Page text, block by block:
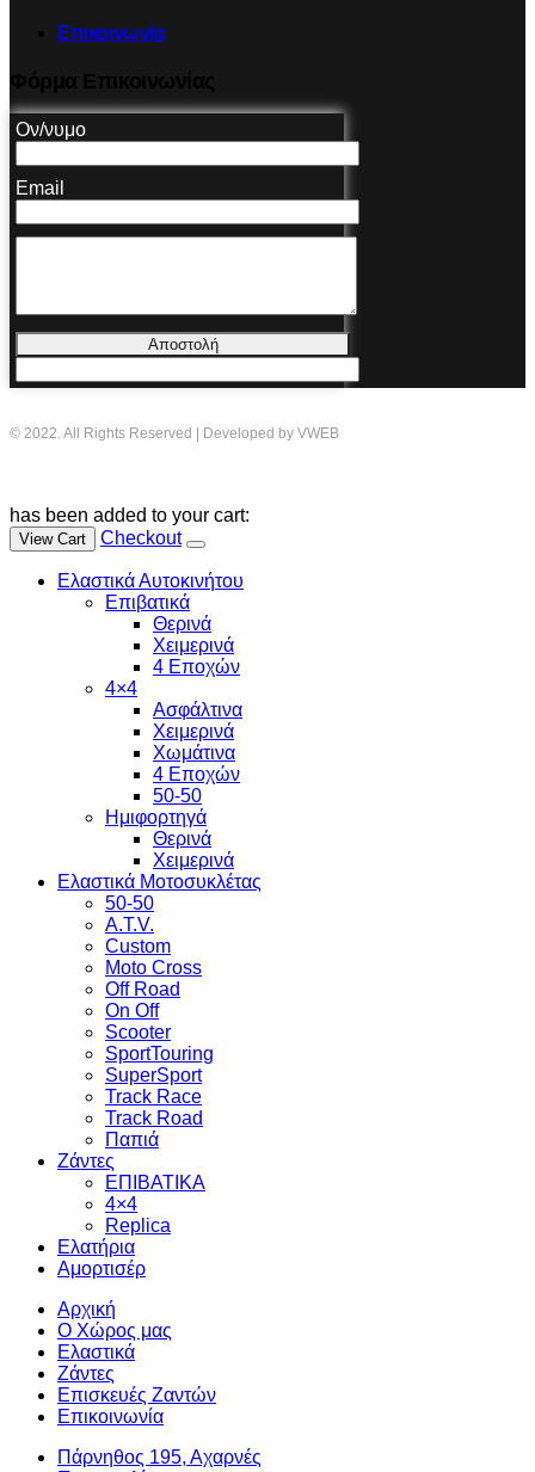
Επικοινωνία
Ον/νυμο
Email
Αποστολή
© 2022. All Rights Reserved | Developed by VWEB
has been added to your cart:
View Cart Checkout
Ελαστικά Αυτοκινήτου
Επιβατικά
Θερινά
Χειμερινά
4 Εποχών
4×4
Ασφάλτινα
Χειμερινά
Χωμάτινα
4 Εποχών
50-50
Ημιφορτηγά
Θερινά
Χειμερινά
Ελαστικά Μοτοσυκλέτας
50-50
A.T.V.
Custom
Moto Cross
Off Road
On Off
Scooter
SportTouring
SuperSport
Track Race
Track Road
Παπιά
Ζάντες
ΕΠΙΒΑΤΙΚΑ
4×4
Replica
Ελατήρια
Αμορτισέρ
Αρχική
Ο Χώρος μας
Ελαστικά
Ζάντες
Επισκευές Ζαντών
Επικοινωνία
Πάρνηθος 195, Αχαρνές